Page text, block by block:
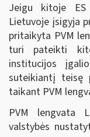
Jeigu kitoje ES
Lietuvoje įsigyja
pritaikyta PVM
turi pateikti
institucijos
suteikiantį teisę
taikant PVM
PVM lengvata
valstybės